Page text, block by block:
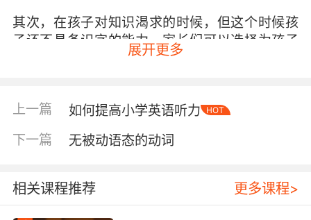
其次，在孩子对知识渴求的时候，但这个时候孩
子还不具备识字的能力，家长们可以选择为孩子
们讲故事的方式。选择经典的故事或当下想要培
孩子不一定有兴趣，可以选择‘聊’书的方式，对书
论，这样孩子可以感受到原来我的话也很重要，
从而更乐于读书更愿意沟通。
展开更多
上一篇 如何提高小学英语听力 HOT
下一篇 无被动语态的动词
相关课程推荐 更多课程>